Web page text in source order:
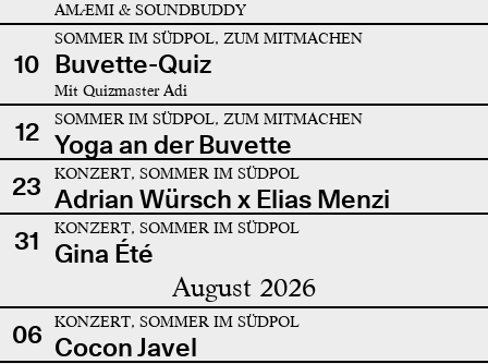
AMÆMI & SOUNDBUDDY
10
SOMMER IM SÜDPOL, ZUM MITMACHEN
Buvette-Quiz
Mit Quizmaster Adi
12 SOMMER IM SÜDPOL, ZUM MITMACHEN
Yoga an der Buvette
23
KONZERT, SOMMER IM SÜDPOL
Adrian Würsch x Elias Menzi
31
KONZERT, SOMMER IM SÜDPOL
Gina Été
August 2026
06 KONZERT, SOMMER IM SÜDPOL
Cocon Javel